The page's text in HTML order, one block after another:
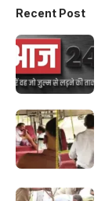
Recent Post